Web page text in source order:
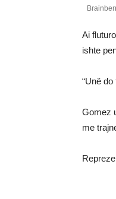
Ai
ishte
“Unë do
Gomez
me